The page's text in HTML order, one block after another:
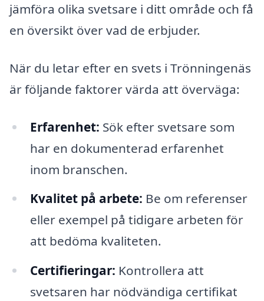
jämföra olika svetsare i ditt område och få
en översikt över vad de erbjuder.
När du letar efter en svets i Trönningenäs
är följande faktorer värda att överväga:
Erfarenhet: Sök efter svetsare som
har en dokumenterad erfarenhet
inom branschen.
Kvalitet på arbete: Be om referenser
eller exempel på tidigare arbeten för
att bedöma kvaliteten.
Certifieringar: Kontrollera att
svetsaren har nödvändiga certifikat